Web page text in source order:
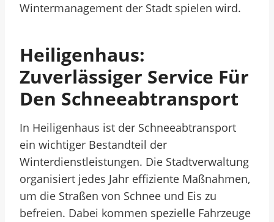
Wintermanagement der Stadt spielen wird.
Heiligenhaus:
Zuverlässiger Service Für
Den Schneeabtransport
In Heiligenhaus ist der Schneeabtransport
ein wichtiger Bestandteil der
Winterdienstleistungen. Die Stadtverwaltung
organisiert jedes Jahr effiziente Maßnahmen,
um die Straßen von Schnee und Eis zu
befreien. Dabei kommen spezielle Fahrzeuge